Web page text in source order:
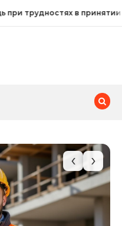
трудностях в принятии
‹ ›